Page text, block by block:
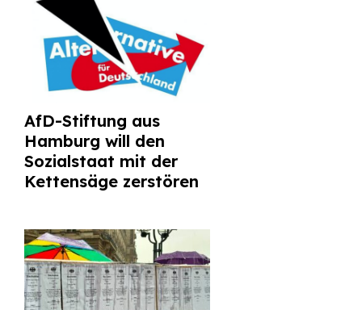
AfD-Stiftung aus
Hamburg will den
Sozialstaat mit der
Kettensäge zerstören